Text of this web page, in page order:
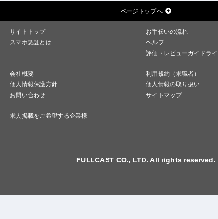
ページトップへ
サイトトップ
お手伝いの流れ
スマホ認証とは
ヘルプ
評価・レビューガイドラ
会社概要
利用規約（求職者）
個人情報保護方針
個人情報の取り扱い
お問い合わせ
サイトマップ
求人掲載をご希望する企業様
FULLCAST CO., LTD. All rights reserved.